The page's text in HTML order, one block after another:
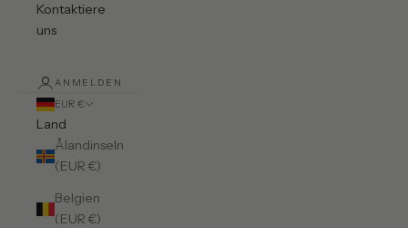
Kontaktiere
uns
ANMELDEN
EUR €
Land
Ålandinseln
(EUR €)
Belgien
(EUR €)